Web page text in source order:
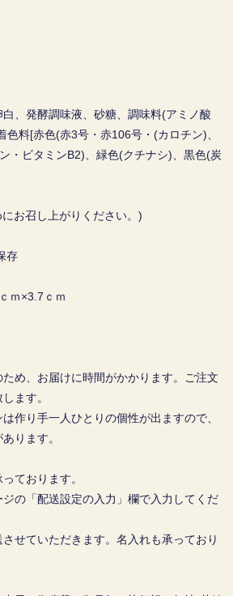
、発酵調味液、砂糖、調味料(アミノ酸
色料[赤色(赤3号・赤106号・(カロチン)、
・ビタミンB2)、緑色(クチナシ)、黒色(炭
お召し上がりください。)
存
ｍ×3.7ｃｍ
め、お届けに時間がかかります。ご注文
ます。
作り手一人ひとりの個性が出ますので、
ります。
ております。
の「配送設定の入力」欄で入力してくだ
ていただきます。名入れも承っており